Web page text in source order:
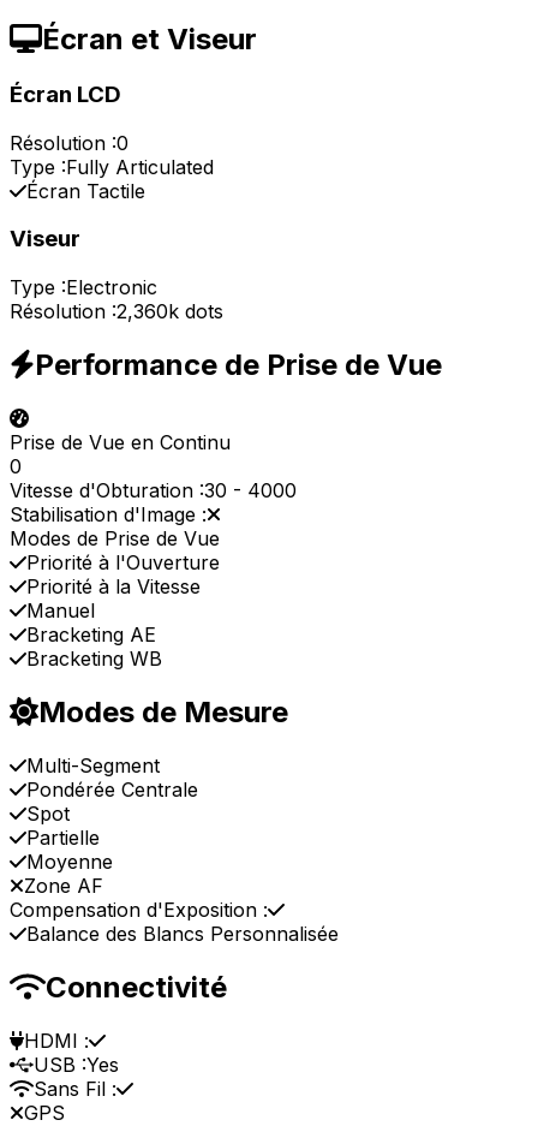
Écran et Viseur
Écran LCD
Résolution :0
Type :Fully Articulated
Écran Tactile
Viseur
Type :Electronic
Résolution :2,360k dots
Performance de Prise de Vue
Prise de Vue en Continu
0
Vitesse d'Obturation :30 - 4000
Stabilisation d'Image :
Modes de Prise de Vue
Priorité à l'Ouverture
Priorité à la Vitesse
Manuel
Bracketing AE
Bracketing WB
Modes de Mesure
Multi-Segment
Pondérée Centrale
Spot
Partielle
Moyenne
Zone AF
Compensation d'Exposition :
Balance des Blancs Personnalisée
Connectivité
HDMI :
USB :Yes
Sans Fil :
GPS